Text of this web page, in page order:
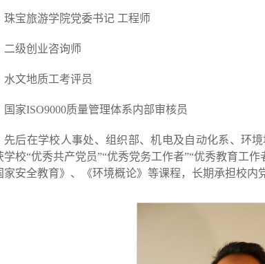
珠宝旅游学院党委书记 工程师
二级创业咨询师
水文地质工考评员
国家ISO9000质量管理体系内部审核员
先后在学校人事处、组织部、机电及自动化系、环
学校“优秀共产党员”“优秀党务工作者”“优秀教育工
家安全教育》、《环境概论》等课程，长期承担校内